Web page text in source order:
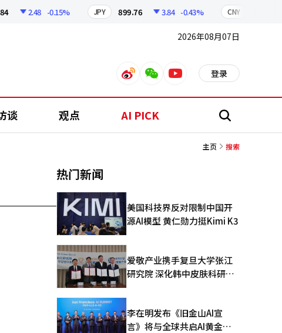
2.48 -0.15% JPY 899.76 3.84 -0.43% CNY
2026年08月07日
weiboweixinyoutube 登录
谈 观点 AI PICK 搜
主页 搜索
热门新闻
美国科技界反对限制中国开
源AI模型 黄仁勋力挺Kimi K3
爱敬产业携手复旦大学张江
研究院 深化韩中皮肤科研合
李在明发布《旧金山AI宣
言》将与全球共启AI黄金时